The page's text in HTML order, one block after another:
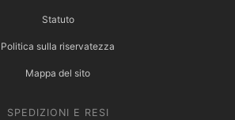
Statuto
Politica sulla riservatezza
Mappa del sito
SPEDIZIONI E RESI